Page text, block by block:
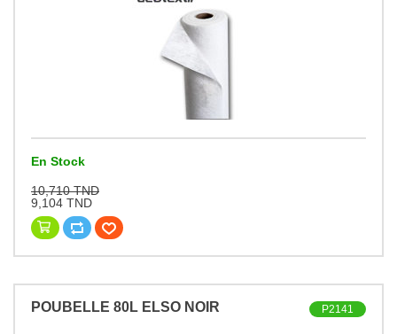
En Stock
10,710 TND
9,104 TND
POUBELLE 80L ELSO NOIR P2141